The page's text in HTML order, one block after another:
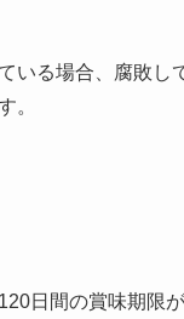
係なく保存するこ
？どうなった
る